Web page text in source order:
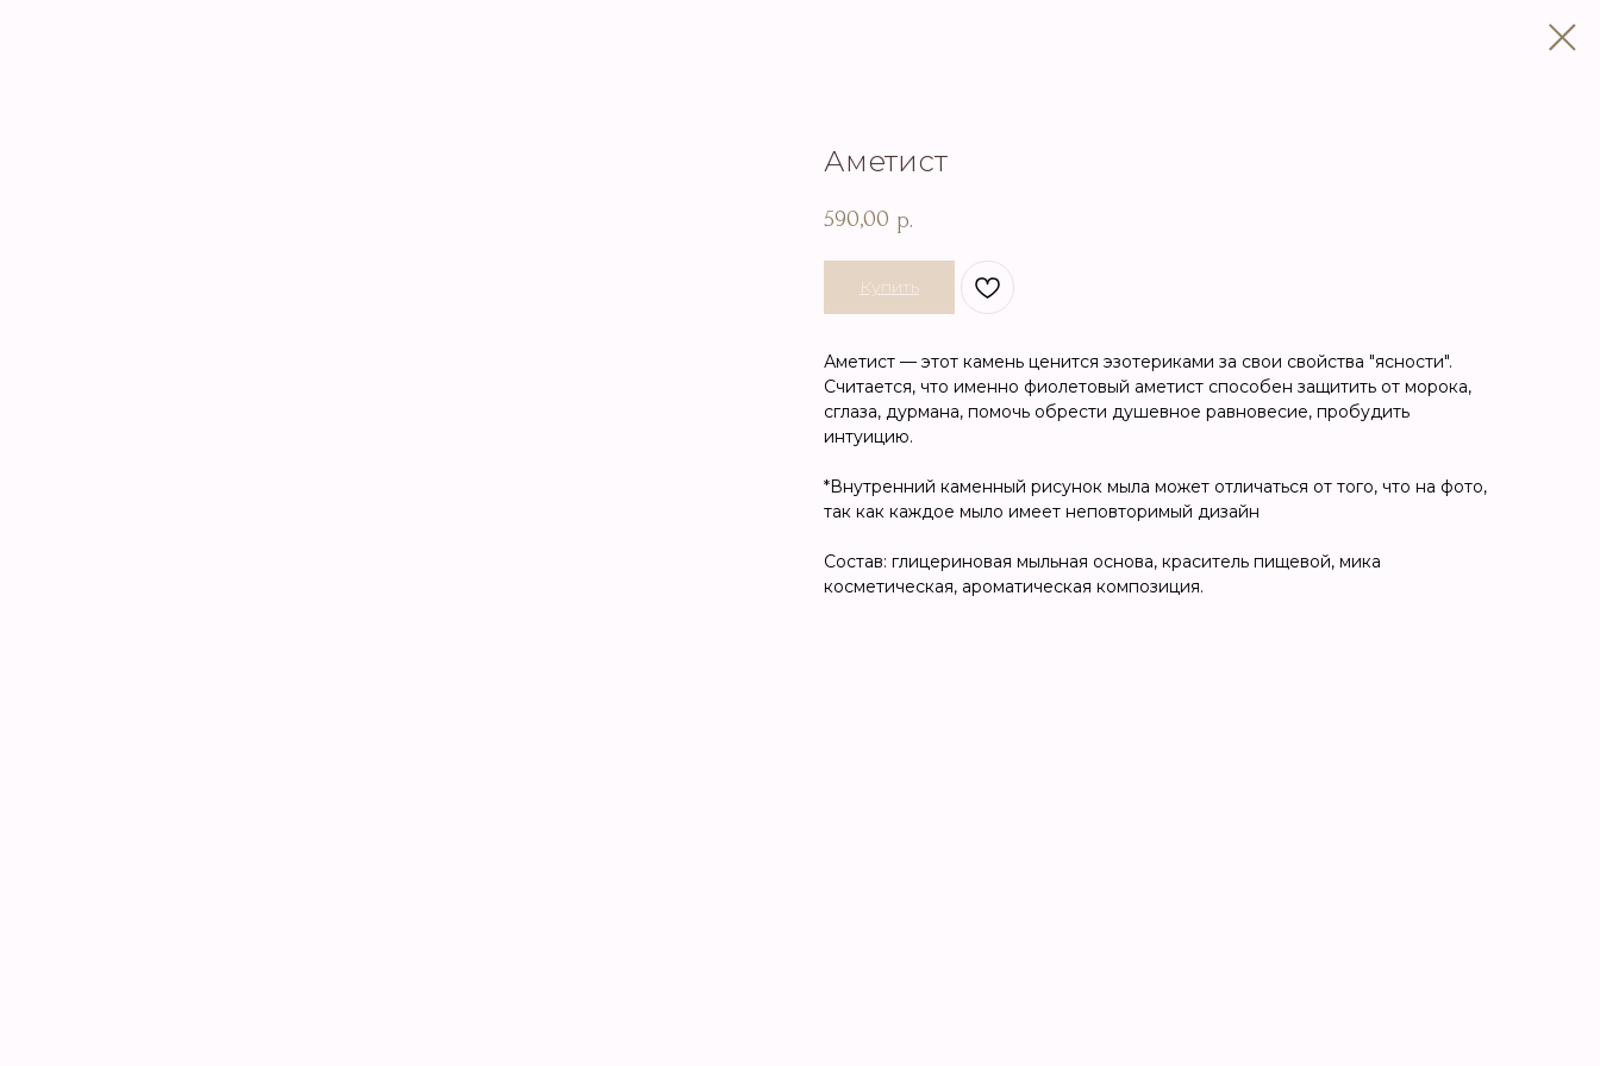
Аметист
590,00 р.
Купить
Аметист — этот камень ценится эзотериками за свои свойства "ясности".
Считается, что именно фиолетовый аметист способен защитить от морока,
сглаза, дурмана, помочь обрести душевное равновесие, пробудить
интуицию.
*Внутренний каменный рисунок мыла может отличаться от того, что на фото,
так как каждое мыло имеет неповторимый дизайн
Состав: глицериновая мыльная основа, краситель пищевой, мика
косметическая, ароматическая композиция.